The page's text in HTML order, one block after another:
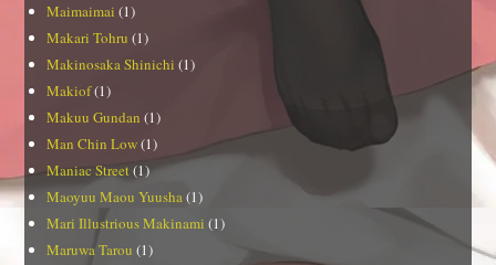
Maimaimai (1)
Makari Tohru (1)
Makinosaka Shinichi (1)
Makiof(1)
Makuu Gundan (1)
Man Chin Low(1)
Maniac Street(1)
Maoyuu Maou Yuusha(1)
Mari Illustrious Makinami (1)
Maruwa Tarou (1)